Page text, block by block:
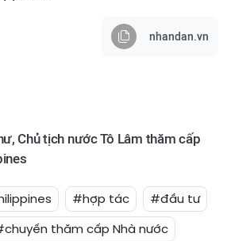
nhandan.vn
Chủ tịch nước Tô Lâm thăm cấp
#hợp tác
#đầu tư
thăm cấp Nhà nước